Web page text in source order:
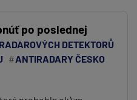
po poslednej
DETEKTORŮ
ANTIRADARY ČESKO